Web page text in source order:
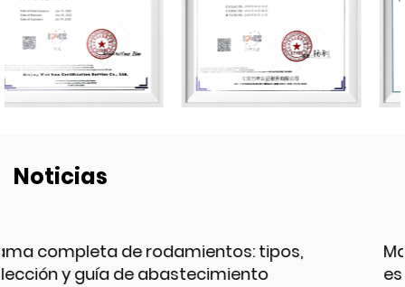
Noticias
Manguera de aceite de baja presión:
especificaciones y cómo elegir